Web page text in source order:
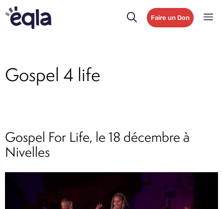
Faire un Don
Gospel 4 life
Gospel For Life, le 18 décembre à
Nivelles